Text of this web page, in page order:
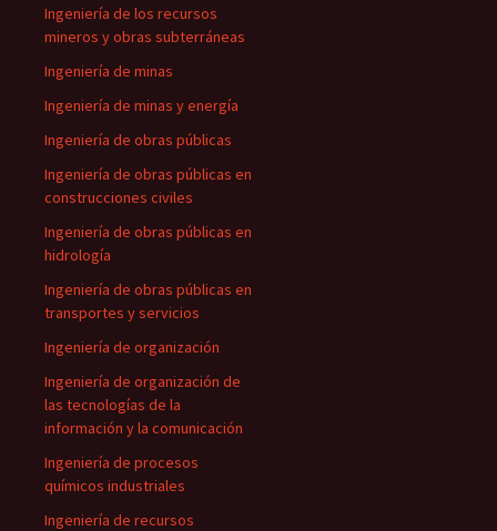
Ingeniería de los recursos
mineros y obras subterráneas
Ingeniería de minas
Ingeniería de minas y energía
Ingeniería de obras públicas
Ingeniería de obras públicas en
construcciones civiles
Ingeniería de obras públicas en
hidrología
Ingeniería de obras públicas en
transportes y servicios
Ingeniería de organización
Ingeniería de organización de
las tecnologías de la
información y la comunicación
Ingeniería de procesos
químicos industriales
Ingeniería de recursos